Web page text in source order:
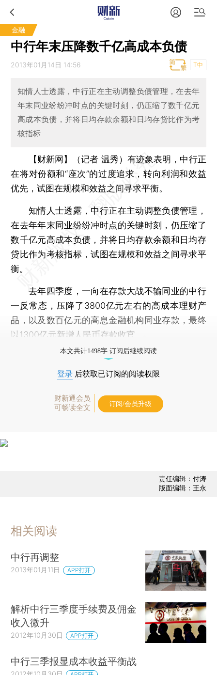
金融
中行年末压降数千亿高成本负债
2013年01月14日 14:56 T中
知情人士透露，中行正在主动调整负债管理，在去年
年末同业纷纷冲时点的关键时刻，仍压缩了数千亿元
高成本负债，并将日均存款余额和日均存贷比作为考
核指标
【财新网】（记者 温秀） 有迹象表明，中行正
在将对份额和“座次”的过度追求，转向利润和效益
优先，试图在规模和效益之间寻求平衡。
知情人士透露，中行正在主动调整负债管理，
在去年年末同业纷纷冲时点的关键时刻，仍压缩了
数千亿元高成本负债，并将日均存款余额和日均存
贷比作为考核指标，试图在规模和效益之间寻求平
衡。
去年四季度，一向在存款大战不输同业的中行
一反常态，压降了3800亿元左右的高成本理财产
品，以及数百亿元的高息金融机构同业存款，最终
以1300亿元新增人民币存款收官。
本文共计1498字 订阅后继续阅读
登录 后获取已订阅的阅读权限
财新通会员
可畅读全文
订阅/会员升级
责任编辑：付涛
版面编辑：王永
相关阅读
中行再调整
2013年01月11日 APP打开
解析中行三季度手续费及佣金
收入微升
2012年10月30日 APP打开
中行三季报显成本收益平衡战